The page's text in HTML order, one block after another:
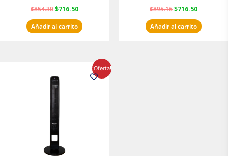
$854.30$716.50
Añadir al carrito
$895.16$716.50
Añadir al carrito
¡Oferta!
original
era:
precio
actual